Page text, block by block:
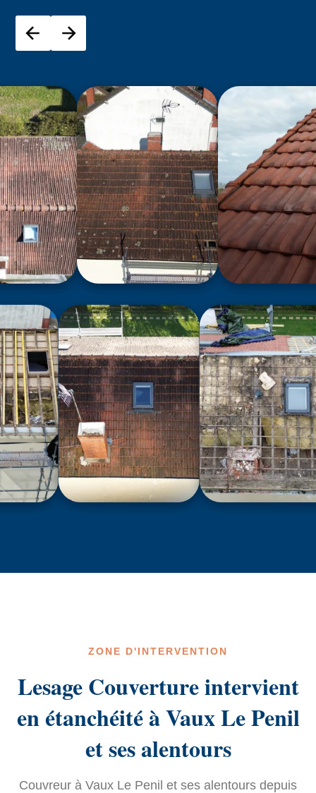
ZONE D'INTERVENTION
Lesage Couverture intervient
en étanchéité à Vaux Le Penil
et ses alentours
Couvreur à Vaux Le Penil et ses alentours depuis